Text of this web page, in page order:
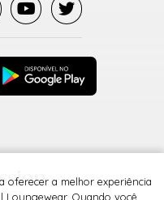
oferecer a melhor experiência
Loungewear. Quando você